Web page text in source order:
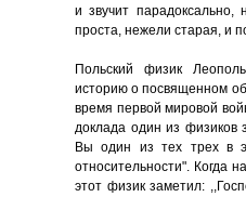
и звучит
проста, нежели старая, и
Польский физик
историю о посвященном
время первой мировой
доклада один из физиков
Вы один из тех трех в
относительности". Когда
этот физик заметил: